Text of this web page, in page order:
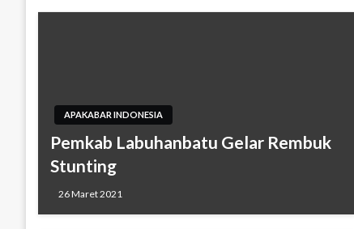
APAKABAR INDONESIA
Pemkab Labuhanbatu Gelar Rembuk
Stunting
26 Maret 2021